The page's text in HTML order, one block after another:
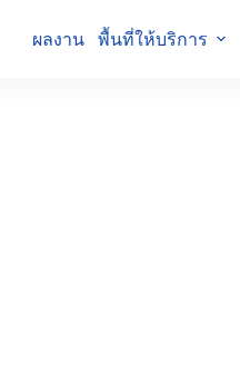
ผลงาน พื้นที่ให้บริการ